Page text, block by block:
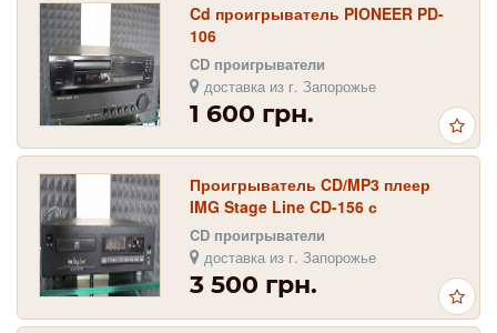
Cd проигрыватель PIONEER PD-
106
CD проигрыватели
доставка из г. Запорожье
1 600 грн.
Проигрыватель CD/MP3 плеер
IMG Stage Line CD-156 с
интерфейсом USB 2.0
CD проигрыватели
доставка из г. Запорожье
3 500 грн.